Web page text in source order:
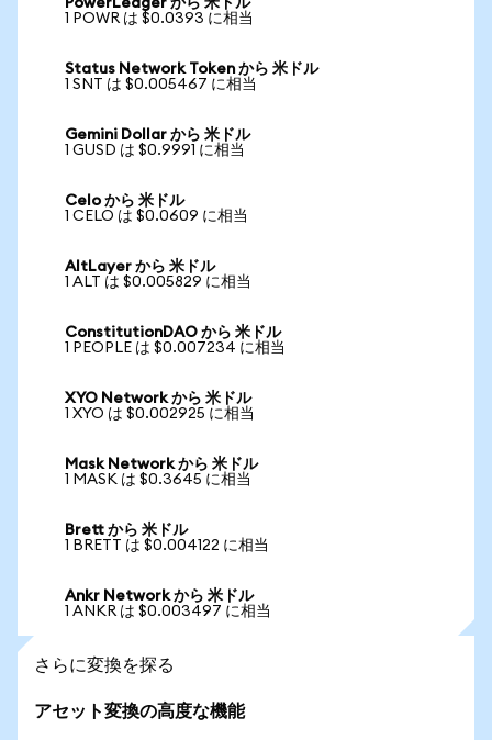
PowerLedger から 米ドル
1 POWR は $0.0393 に相当
Status Network Token から 米ドル
1 SNT は $0.005467 に相当
Gemini Dollar から 米ドル
1 GUSD は $0.9991 に相当
Celo から 米ドル
1 CELO は $0.0609 に相当
AltLayer から 米ドル
1 ALT は $0.005829 に相当
ConstitutionDAO から 米ドル
1 PEOPLE は $0.007234 に相当
XYO Network から 米ドル
1 XYO は $0.002925 に相当
Mask Network から 米ドル
1 MASK は $0.3645 に相当
Brett から 米ドル
1 BRETT は $0.004122 に相当
Ankr Network から 米ドル
1 ANKR は $0.003497 に相当
さらに変換を探る
アセット変換の高度な機能